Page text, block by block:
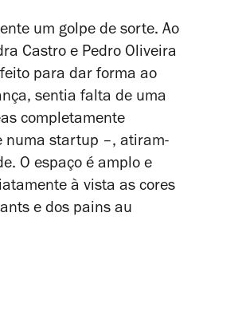
um golpe de sorte. Ao
Castro e Pedro Oliveira
para dar forma ao
sentia falta de uma
completamente
numa startup –, atiram-
O espaço é amplo e
à vista as cores
e dos pains au